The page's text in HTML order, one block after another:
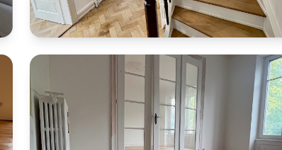
Rénovation parquet ancien en chêne
Rénovation complète d’un escalier en chêne à
Colmar, incluant le nettoyage approfondi des mains
courantes. Le chantier comprenait également le
ponçage et la vitrification d’un parquet en bâton
rompu posé sur goudron, une technique ancienne